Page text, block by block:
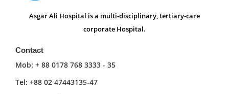
Asgar Ali Hospital is a multi-disciplinary, tertiary-care
corporate Hospital.
Contact
Mob: + 88 0178 768 3333 - 35
Tel: +88 02 47443135-47